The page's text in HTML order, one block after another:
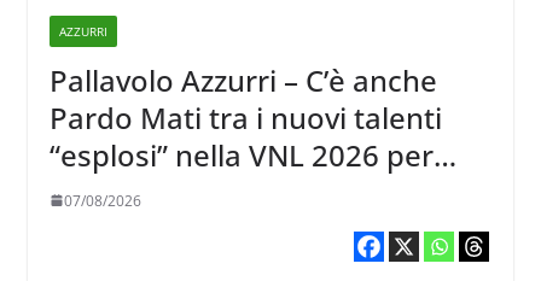
AZZURRI
Pallavolo Azzurri – C’è anche
Pardo Mati tra i nuovi talenti
“esplosi” nella VNL 2026 per
Volleyball World
07/08/2026